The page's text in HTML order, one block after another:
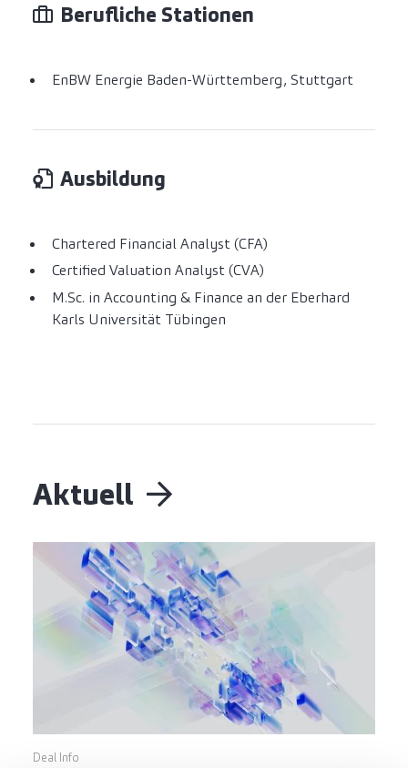
Berufliche Stationen
EnBW Energie Baden-Württemberg, Stuttgart
Ausbildung
Chartered Financial Analyst (CFA)
Certified Valuation Analyst (CVA)
M.Sc. in Accounting & Finance an der Eberhard
Karls Universität Tübingen
Aktuell
Deal Info